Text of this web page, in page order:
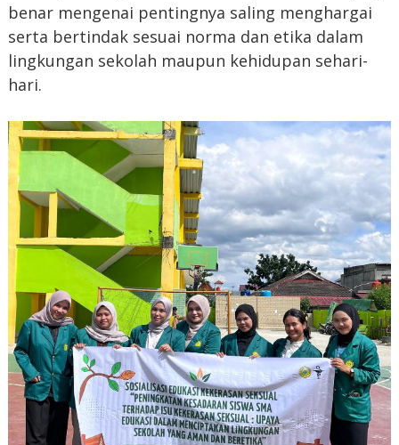
benar mengenai pentingnya saling menghargai
serta bertindak sesuai norma dan etika dalam
lingkungan sekolah maupun kehidupan sehari-
hari.